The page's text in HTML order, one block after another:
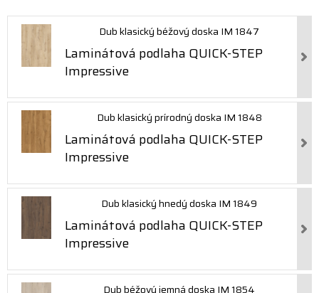
Dub klasický béžový doska IM 1847
Laminátová podlaha QUICK-STEP
Impressive
Dub klasický prírodný doska IM 1848
Laminátová podlaha QUICK-STEP
Impressive
Dub klasický hnedý doska IM 1849
Laminátová podlaha QUICK-STEP
Impressive
Dub béžový jemná doska IM 1854